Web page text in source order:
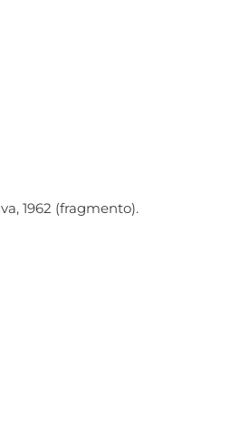
1962 (fragmento).